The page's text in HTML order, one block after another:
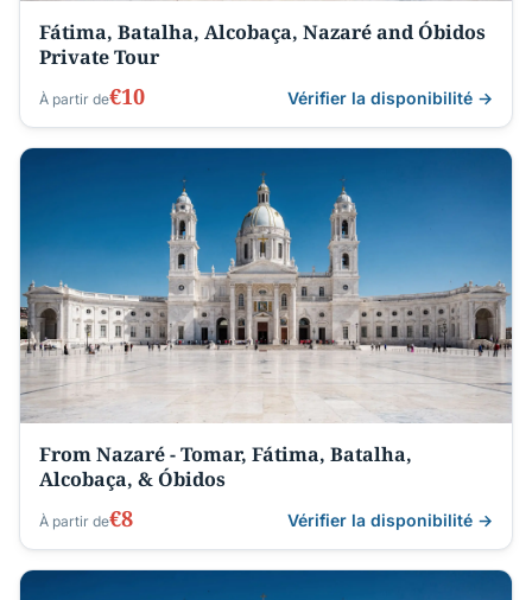
Fátima, Batalha, Alcobaça, Nazaré and Óbidos
Private Tour
À partir de€10 Vérifier la disponibilité →
From Nazaré - Tomar, Fátima, Batalha,
Alcobaça, & Óbidos
À partir de€8 Vérifier la disponibilité →